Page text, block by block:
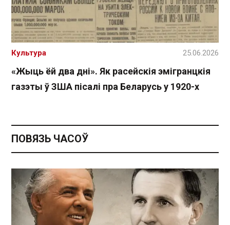
«Жыць ёй два дні». Як расейскія эмігранцкія
газэты ў ЗША пісалі пра Беларусь у 1920-х
Культура 25.06.2026
ПОВЯЗЬ ЧАСОЎ